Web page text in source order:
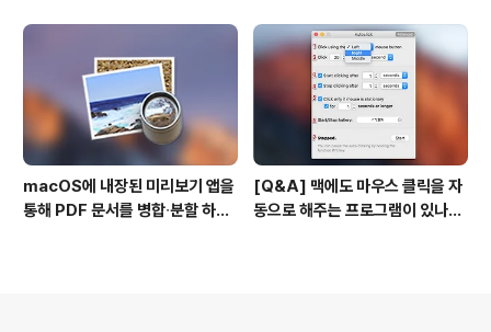
macOS에 내장된 미리보기 앱을
통해 PDF 문서를 병합∙분할 하는
[Q&A] 맥에도 마우스 클릭을 자
동으로 해주는 프로그램이 있나